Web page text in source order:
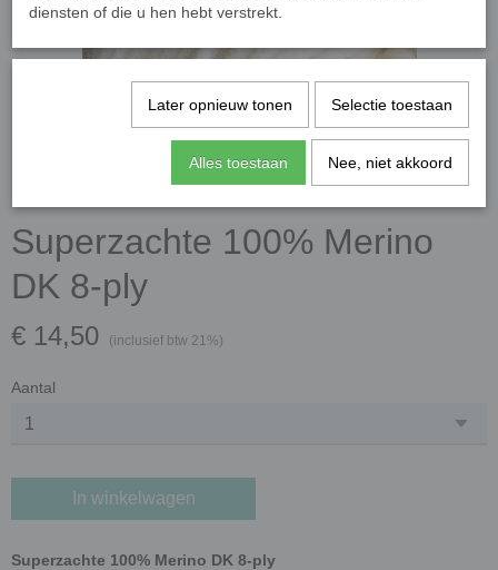
Superzachte 100% Merino
DK 8-ply
€ 14,50 (inclusief btw 21%)
Aantal
In winkelwagen
Superzachte 100% Merino DK 8-ply
diensten of die u hen hebt verstrekt.
Later opnieuw tonen Selectie toestaan
Alles toestaan Nee, niet akkoord